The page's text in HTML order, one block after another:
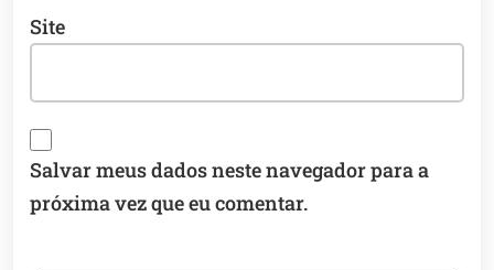
Site
Salvar meus dados neste navegador para a
próxima vez que eu comentar.